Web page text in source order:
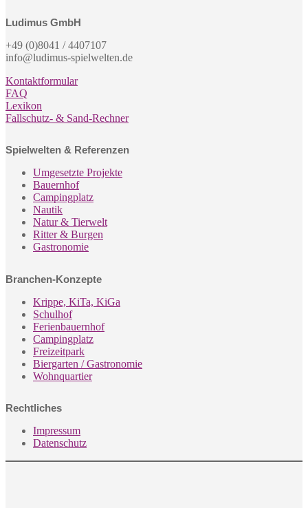
Ludimus GmbH
+49 (0)8041 / 4407107
info@ludimus-spielwelten.de
Kontaktformular
FAQ
Lexikon
Fallschutz- & Sand-Rechner
Spielwelten & Referenzen
Umgesetzte Projekte
Bauernhof
Campingplatz
Nautik
Natur & Tierwelt
Ritter & Burgen
Gastronomie
Branchen-Konzepte
Krippe, KiTa, KiGa
Schulhof
Ferienbauernhof
Campingplatz
Freizeitpark
Biergarten / Gastronomie
Wohnquartier
Rechtliches
Impressum
Datenschutz